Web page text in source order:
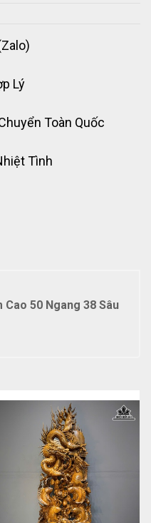
Lý
Toàn Quốc
Tình
Cao 50 Ngang 38 Sâu